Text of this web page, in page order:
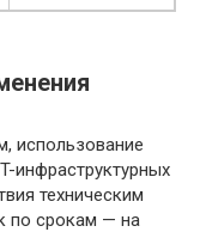
использование
инфраструктурных
техническим
по срокам — на